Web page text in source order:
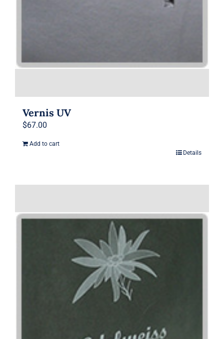
Vernis UV
$67.00
Add to cart
Details